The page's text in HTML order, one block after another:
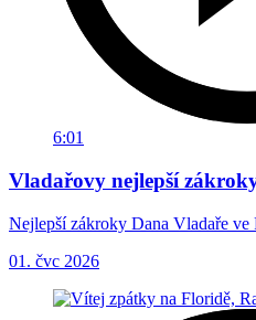
6:01
Vladařovy nejlepší
Nejlepší zákroky Dana Vladaře ve
01. čvc 2026